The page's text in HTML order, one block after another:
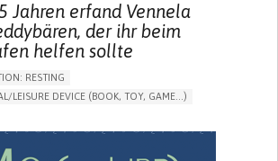
Jahren erfand Vennela
der ihr beim
helfen sollte
RESTING
LEISURE DEVICE (BOOK, TOY, GAME...)
PEDIATRIC INNOVATIONS UNITED STATES